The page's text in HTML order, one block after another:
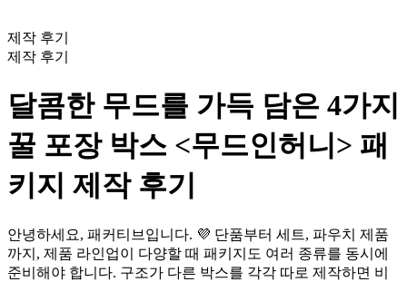
제작 후기
제작 후기
달콤한 무드를 가득 담은 4가지
꿀 포장 박스 <무드인허니> 패
키지 제작 후기
안녕하세요, 패커티브입니다. 💜 단품부터 세트, 파우치 제품
까지, 제품 라인업이 다양할 때 패키지도 여러 종류를 동시에
준비해야 합니다. 구조가 다른 박스를 각각 따로 제작하면 비